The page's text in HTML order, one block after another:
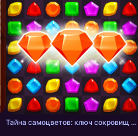
Тайна самоцветов: ключ сокровищ - три в ряд